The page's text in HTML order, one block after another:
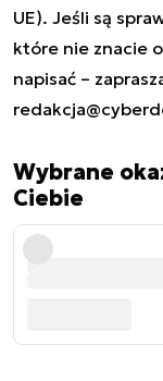
UE). Jeśli są
które nie znacie
napisać –
Wybrane
Ciebie